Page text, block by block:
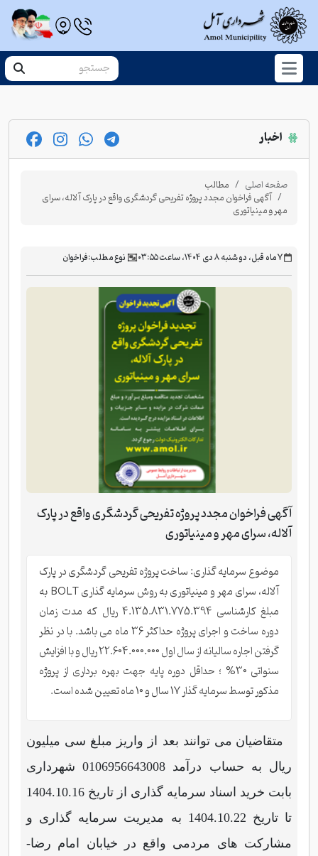
اخبار
صفحه اصلی مطالب
آگهی فراخوان مجدد پروژه تفریحی گردشگری واقع در پارک آلاله، سرای
مهر و مینیاتوری
‫۷ ماه قبل، دو شنبه ۸ دی ۱۴۰۴، ساعت ۰۳:۵۵ نوع مطلب:فراخوان
آگهی فراخوان مجدد پروژه تفریحی گردشگری واقع در پارک
آلاله، سرای مهر و مینیاتوری
موضوع سرمایه گذاری: ساخت پروژه تفریحی گردشگری در پارک
آلاله، سرای مهر و مینیاتوری به روش سرمایه گذاری BOLT به
مبلغ کارشناسی 4.135.831.775.394 ریال که مدت زمان
دوره ساخت و اجرای پروژه حداکثر 36 ماه می باشد. با در نظر
گرفتن اجاره سالیانه از سال اول 22.604.000.000 ریال و با افزایش
سنواتی 30% ؛ حداقل دوره پایه جهت بهره برداری از پروژه
مذکور توسط سرمایه گذار 17 سال و 10 ماه تعیین شده است.
متقاضیان می توانند بعد از واریز مبلغ سی میلیون
ریال به حساب درآمد 0106956643008 شهرداری
بابت خرید اسناد سرمایه گذاری از تاریخ 1404.10.16
تا تاریخ 1404.10.22 به مدیریت سرمایه گذاری و
مشارکت های مردمی واقع در خیابان امام رضا-